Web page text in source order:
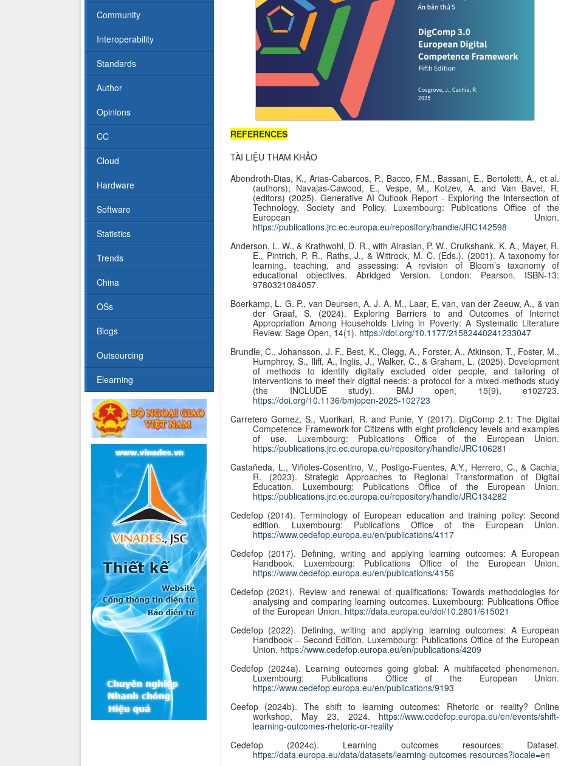
REFERENCES
TÀI LIỆU THAM KHẢO
Abendroth-Dias, K., Arias-Cabarcos, P., Bacco, F.M., Bassani, E., Bertoletti, A., et al.
(authors); Navajas-Cawood, E., Vespe, M., Kotzev, A. and Van Bavel, R.
(editors) (2025). Generative AI Outlook Report - Exploring the Intersection of
Technology, Society and Policy. Luxembourg: Publications Office of the
European Union.
https://publications.jrc.ec.europa.eu/repository/handle/JRC142598
Anderson, L. W., & Krathwohl, D. R., with Airasian, P. W., Cruikshank, K. A., Mayer, R.
E., Pintrich, P. R., Raths, J., & Wittrock, M. C. (Eds.). (2001). A taxonomy for
learning, teaching, and assessing: A revision of Bloom’s taxonomy of
educational objectives. Abridged Version. London: Pearson. ISBN-13:
9780321084057.
Boerkamp, L. G. P., van Deursen, A. J. A. M., Laar, E. van, van der Zeeuw, A., & van
der Graaf, S. (2024). Exploring Barriers to and Outcomes of Internet
Appropriation Among Households Living in Poverty: A Systematic Literature
Review. Sage Open, 14(1). https://doi.org/10.1177/21582440241233047
Brundle, C., Johansson, J. F., Best, K., Clegg, A., Forster, A., Atkinson, T., Foster, M.,
Humphrey, S., Iliff, A., Inglis, J., Walker, C., & Graham, L. (2025). Development
of methods to identify digitally excluded older people, and tailoring of
interventions to meet their digital needs: a protocol for a mixed-methods study
(the INCLUDE study). BMJ open, 15(9), e102723.
https://doi.org/10.1136/bmjopen-2025-102723
Carretero Gomez, S., Vuorikari, R. and Punie, Y (2017). DigComp 2.1: The Digital
Competence Framework for Citizens with eight proficiency levels and examples
of use. Luxembourg: Publications Office of the European Union.
https://publications.jrc.ec.europa.eu/repository/handle/JRC106281
Castañeda, L., Viñoles-Cosentino, V., Postigo-Fuentes, A.Y., Herrero, C., & Cachia,
R. (2023). Strategic Approaches to Regional Transformation of Digital
Education. Luxembourg: Publications Office of the European Union.
https://publications.jrc.ec.europa.eu/repository/handle/JRC134282
Cedefop (2014). Terminology of European education and training policy: Second
edition. Luxembourg: Publications Office of the European Union.
https://www.cedefop.europa.eu/en/publications/4117
Cedefop (2017). Defining, writing and applying learning outcomes: A European
Handbook. Luxembourg: Publications Office of the European Union.
https://www.cedefop.europa.eu/en/publications/4156
Cedefop (2021). Review and renewal of qualifications: Towards methodologies for
analysing and comparing learning outcomes. Luxembourg: Publications Office
of the European Union. https://data.europa.eu/doi/10.2801/615021
Cedefop (2022). Defining, writing and applying learning outcomes: A European
Handbook – Second Edition. Luxembourg: Publications Office of the European
Union. https://www.cedefop.europa.eu/en/publications/4209
Cedefop (2024a). Learning outcomes going global: A multifaceted phenomenon.
Luxembourg: Publications Office of the European Union.
https://www.cedefop.europa.eu/en/publications/9193
Ceefop (2024b). The shift to learning outcomes: Rhetoric or reality? Online
workshop, May 23, 2024. https://www.cedefop.europa.eu/en/events/shift-
learning-outcomes-rhetoric-or-reality
Cedefop (2024c). Learning outcomes resources: Dataset.
https://data.europa.eu/data/datasets/learning-outcomes-resources?locale=en
Community
Interoperability
Standards
Author
Opinions
CC
Cloud
Hardware
Software
Statistics
Trends
China
OSs
Blogs
Outsourcing
Elearning